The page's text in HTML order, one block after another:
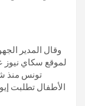
وقال المدير
لموقع سكاي نيوز
تونس منذ
الأطفال تطلبت